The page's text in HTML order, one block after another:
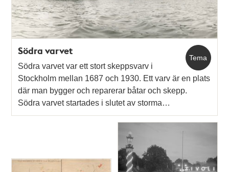
Tema
Södra varvet
Södra varvet var ett stort skeppsvarv i
Stockholm mellan 1687 och 1930. Ett varv är en plats
där man bygger och reparerar båtar och skepp.
Södra varvet startades i slutet av storma…